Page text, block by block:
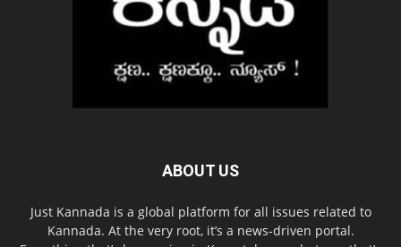
ABOUT US
Just Kannada is a global platform for all issues related to
Kannada. At the very root, it’s a news-driven portal.